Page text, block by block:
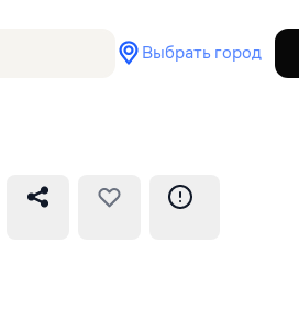
Выбрать город